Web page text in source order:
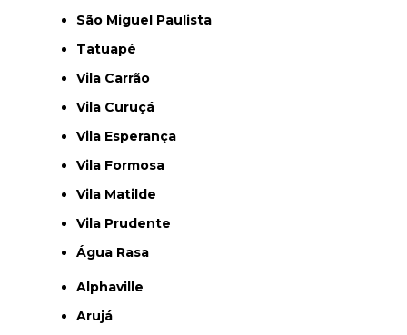
São Miguel Paulista
Tatuapé
Vila Carrão
Vila Curuçá
Vila Esperança
Vila Formosa
Vila Matilde
Vila Prudente
Água Rasa
Alphaville
Arujá